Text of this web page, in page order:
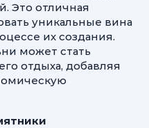
Это отличная
уникальные вина
их создания.
может стать
отдыха, добавляя